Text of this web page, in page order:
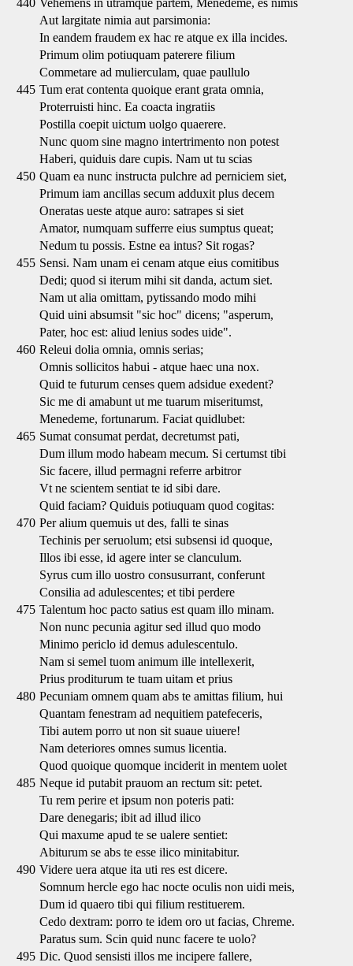
440 Vehemens in utramque partem, Menedeme, es nimis
Aut largitate nimia aut parsimonia:
In eandem fraudem ex hac re atque ex illa incides.
Primum olim potiuquam paterere filium
Commetare ad mulierculam, quae paullulo
445 Tum erat contenta quoique erant grata omnia,
Proterruisti hinc. Ea coacta ingratiis
Postilla coepit uictum uolgo quaerere.
Nunc quom sine magno intertrimento non potest
Haberi, quiduis dare cupis. Nam ut tu scias
450 Quam ea nunc instructa pulchre ad perniciem siet,
Primum iam ancillas secum adduxit plus decem
Oneratas ueste atque auro: satrapes si siet
Amator, numquam sufferre eius sumptus queat;
Nedum tu possis. Estne ea intus? Sit rogas?
455 Sensi. Nam unam ei cenam atque eius comitibus
Dedi; quod si iterum mihi sit danda, actum siet.
Nam ut alia omittam, pytissando modo mihi
Quid uini absumsit "sic hoc" dicens; "asperum,
Pater, hoc est: aliud lenius sodes uide".
460 Releui dolia omnia, omnis serias;
Omnis sollicitos habui - atque haec una nox.
Quid te futurum censes quem adsidue exedent?
Sic me di amabunt ut me tuarum miseritumst,
Menedeme, fortunarum. Faciat quidlubet:
465 Sumat consumat perdat, decretumst pati,
Dum illum modo habeam mecum. Si certumst tibi
Sic facere, illud permagni referre arbitror
Vt ne scientem sentiat te id sibi dare.
Quid faciam? Quiduis potiuquam quod cogitas:
470 Per alium quemuis ut des, falli te sinas
Techinis per seruolum; etsi subsensi id quoque,
Illos ibi esse, id agere inter se clanculum.
Syrus cum illo uostro consusurrant, conferunt
Consilia ad adulescentes; et tibi perdere
475 Talentum hoc pacto satius est quam illo minam.
Non nunc pecunia agitur sed illud quo modo
Minimo periclo id demus adulescentulo.
Nam si semel tuom animum ille intellexerit,
Prius proditurum te tuam uitam et prius
480 Pecuniam omnem quam abs te amittas filium, hui
Quantam fenestram ad nequitiem patefeceris,
Tibi autem porro ut non sit suaue uiuere!
Nam deteriores omnes sumus licentia.
Quod quoique quomque inciderit in mentem uolet
485 Neque id putabit prauom an rectum sit: petet.
Tu rem perire et ipsum non poteris pati:
Dare denegaris; ibit ad illud ilico
Qui maxume apud te se ualere sentiet:
Abiturum se abs te esse ilico minitabitur.
490 Videre uera atque ita uti res est dicere.
Somnum hercle ego hac nocte oculis non uidi meis,
Dum id quaero tibi qui filium restituerem.
Cedo dextram: porro te idem oro ut facias, Chreme.
Paratus sum. Scin quid nunc facere te uolo?
495 Dic. Quod sensisti illos me incipere fallere,